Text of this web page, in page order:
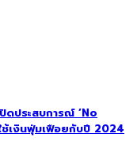
ดประสบการณ์ ‘No
เงินฟุ่มเฟือยกับปี 2024